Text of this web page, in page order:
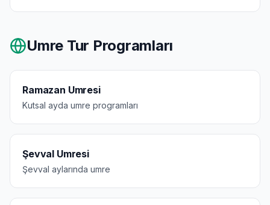
Umre Tur Programları
Ramazan Umresi
Kutsal ayda umre programları
Şevval Umresi
Şevval aylarında umre